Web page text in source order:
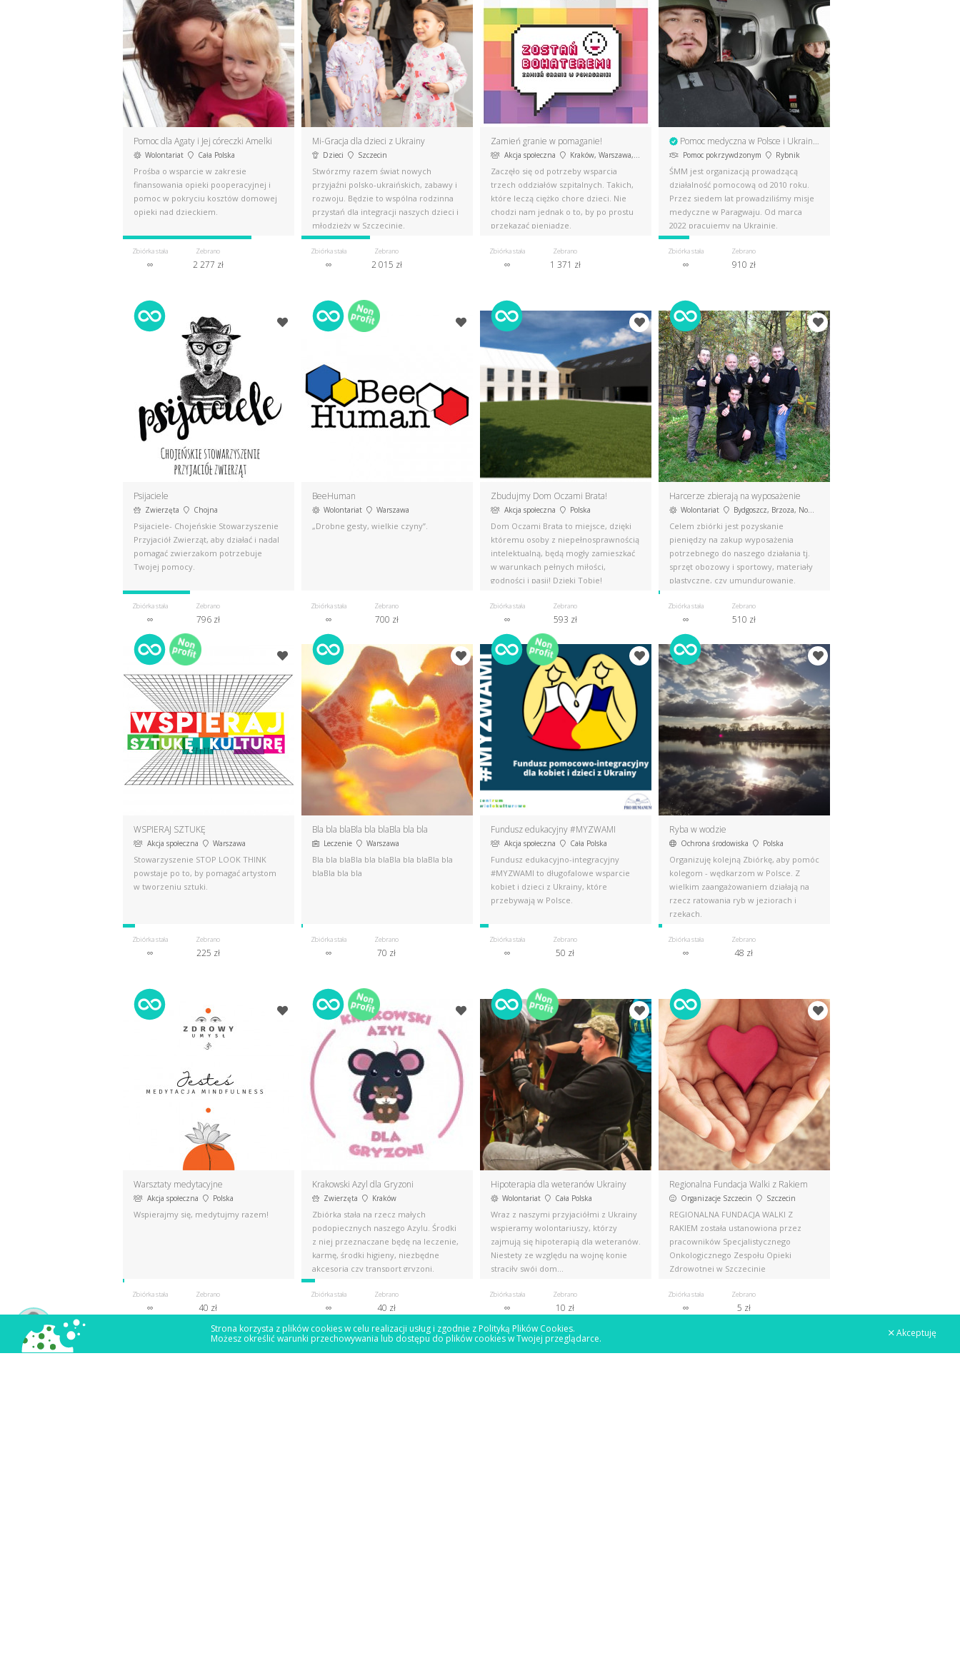
Strona korzysta z plików cookies w celu realizacji usług i zgodnie z Polityką Plików Cookies.
Możesz określić warunki przechowywania lub dostępu do plików cookies w Twojej przeglądarce.
Akceptuję
Pomoc dla Agaty i Jej córeczki Amelki
Wolontariat Cała Polska
Prośba o wsparcie w zakresie
finansowania opieki pooperacyjnej i
pomoc w pokryciu kosztów domowej
opieki nad dzieckiem.
Zbiórka stała
∞
Zebrano
2 277 zł
Mi-Gracja dla dzieci z Ukrainy
Dzieci Szczecin
Stwórzmy razem świat nowych
przyjaźni polsko-ukraińskich, zabawy i
rozwoju. Będzie to wspólna rodzinna
przystań dla integracji naszych dzieci i
młodzieży w Szczecinie.
Zbiórka stała
∞
Zebrano
2 015 zł
Zamień granie w pomaganie!
Akcja społeczna Kraków, Warszawa, Gdańsk
Zaczęło się od potrzeby wsparcia
trzech oddziałów szpitalnych. Takich,
które leczą ciężko chore dzieci. Nie
chodzi nam jednak o to, by po prostu
przekazać pieniądze.
Zbiórka stała
∞
Zebrano
1 371 zł
Pomoc medyczna w Polsce i Ukrainie
Pomoc pokrzywdzonym Rybnik
ŚMM jest organizacją prowadzącą
działalność pomocową od 2010 roku.
Przez siedem lat prowadziliśmy misje
medyczne w Paragwaju. Od marca
2022 pracujemy na Ukrainie.
Zbiórka stała
∞
Zebrano
910 zł
Psijaciele
Zwierzęta Chojna
Psijaciele- Chojeńskie Stowarzyszenie
Przyjaciół Zwierząt, aby działać i nadal
pomagać zwierzakom potrzebuje
Twojej pomocy.
Zbiórka stała
∞
Zebrano
796 zł
BeeHuman
Wolontariat Warszawa
„Drobne gesty, wielkie czyny”.
Zbiórka stała
∞
Zebrano
700 zł
Zbudujmy Dom Oczami Brata!
Akcja społeczna Polska
Dom Oczami Brata to miejsce, dzięki
któremu osoby z niepełnosprawnością
intelektualną, będą mogły zamieszkać
w warunkach pełnych miłości,
godności i pasji! Dzięki Tobie!
Zbiórka stała
∞
Zebrano
593 zł
Harcerze zbierają na wyposażenie
Wolontariat Bydgoszcz, Brzoza, Nowa Wieś Wielka
Celem zbiórki jest pozyskanie
pieniędzy na zakup wyposażenia
potrzebnego do naszego działania tj.
sprzęt obozowy i sportowy, materiały
plastyczne, czy umundurowanie.
Zbiórka stała
∞
Zebrano
510 zł
WSPIERAJ SZTUKĘ
Akcja społeczna Warszawa
Stowarzyszenie STOP LOOK THINK
powstaje po to, by pomagać artystom
w tworzeniu sztuki.
Zbiórka stała
∞
Zebrano
225 zł
​Bla bla bla​Bla bla bla​Bla bla bla
Leczenie Warszawa
​Bla bla bla​Bla bla bla​Bla bla bla​Bla bla
bla​Bla bla bla
Zbiórka stała
∞
Zebrano
70 zł
Fundusz edukacyjny #MYZWAMI
Akcja społeczna Cała Polska
Fundusz edukacyjno-integracyjny
#MYZWAMI to długofalowe wsparcie
kobiet i dzieci z Ukrainy, które
przebywają w Polsce.
Zbiórka stała
∞
Zebrano
50 zł
Ryba w wodzie
Ochrona środowiska Polska
Organizuję kolejną Zbiórkę, aby pomóc
kolegom - wędkarzom w Polsce. Z
wielkim zaangażowaniem działają na
rzecz ratowania ryb w jeziorach i
rzekach.
Zbiórka stała
∞
Zebrano
48 zł
Warsztaty medytacyjne
Akcja społeczna Polska
Wspierajmy się, medytujmy razem!
Zbiórka stała
∞
Zebrano
40 zł
Krakowski Azyl dla Gryzoni
Zwierzęta Kraków
Zbiórka stała na rzecz małych
podopiecznych naszego Azylu. Środki
z niej przeznaczane będę na leczenie,
karmę, środki higieny, niezbędne
akcesoria czy transport gryzoni.
Zbiórka stała
∞
Zebrano
40 zł
Hipoterapia dla weteranów Ukrainy
Wolontariat Cała Polska
Wraz z naszymi przyjaciółmi z Ukrainy
wspieramy wolontariuszy, którzy
zajmują się hipoterapią dla weteranów.
Niestety ze względu na wojnę konie
straciły swój dom...
Zbiórka stała
∞
Zebrano
10 zł
Regionalna Fundacja Walki z Rakiem
Organizacje Szczecin Szczecin
REGIONALNA FUNDACJA WALKI Z
RAKIEM została ustanowiona przez
pracowników Specjalistycznego
Onkologicznego Zespołu Opieki
Zdrowotnej w Szczecinie
Zbiórka stała
∞
Zebrano
5 zł